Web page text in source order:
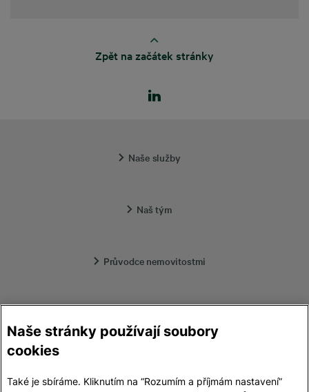
Zpět na začátek stránky
Naše služby
Naš tým
Průvodce nemovitostmi
Naše stránky používají soubory
cookies
Také je sbíráme. Kliknutím na “Rozumím a příjmám nastavení”